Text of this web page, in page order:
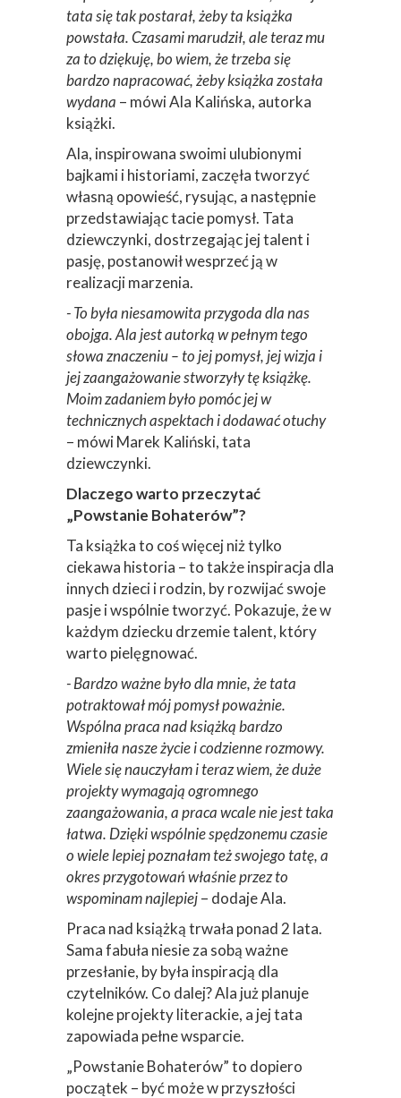
tata się tak postarał, żeby ta książka
powstała. Czasami marudził, ale teraz mu
za to dziękuję, bo wiem, że trzeba się
bardzo napracować, żeby książka została
wydana – mówi Ala Kalińska, autorka
książki.
Ala, inspirowana swoimi ulubionymi
bajkami i historiami, zaczęła tworzyć
własną opowieść, rysując, a następnie
przedstawiając tacie pomysł. Tata
dziewczynki, dostrzegając jej talent i
pasję, postanowił wesprzeć ją w
realizacji marzenia.
- To była niesamowita przygoda dla nas
obojga. Ala jest autorką w pełnym tego
słowa znaczeniu – to jej pomysł, jej wizja i
jej zaangażowanie stworzyły tę książkę.
Moim zadaniem było pomóc jej w
technicznych aspektach i dodawać otuchy
– mówi Marek Kaliński, tata
dziewczynki.
Dlaczego warto przeczytać
„Powstanie Bohaterów”?
Ta książka to coś więcej niż tylko
ciekawa historia – to także inspiracja dla
innych dzieci i rodzin, by rozwijać swoje
pasje i wspólnie tworzyć. Pokazuje, że w
każdym dziecku drzemie talent, który
warto pielęgnować.
- Bardzo ważne było dla mnie, że tata
potraktował mój pomysł poważnie.
Wspólna praca nad książką bardzo
zmieniła nasze życie i codzienne rozmowy.
Wiele się nauczyłam i teraz wiem, że duże
projekty wymagają ogromnego
zaangażowania, a praca wcale nie jest taka
łatwa. Dzięki wspólnie spędzonemu czasie
o wiele lepiej poznałam też swojego tatę, a
okres przygotowań właśnie przez to
wspominam najlepiej– dodaje Ala.
Praca nad książką trwała ponad 2 lata.
Sama fabuła niesie za sobą ważne
przesłanie, by była inspiracją dla
czytelników. Co dalej? Ala już planuje
kolejne projekty literackie, a jej tata
zapowiada pełne wsparcie.
„Powstanie Bohaterów” to dopiero
początek – być może w przyszłości